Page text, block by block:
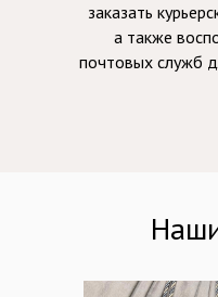
заказать
а также
почтовых служб